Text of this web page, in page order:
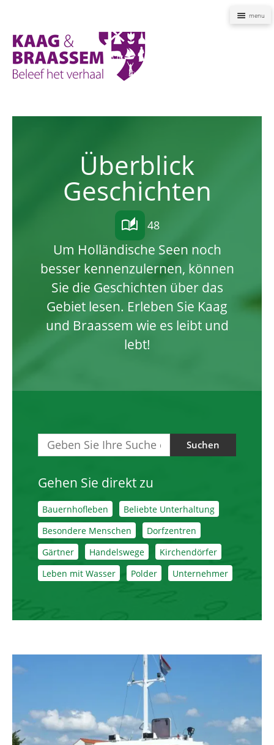
Überblick
Geschichten
auto_stories 48
Um Holländische Seen noch
besser kennenzulernen, können
Sie die Geschichten über das
Gebiet lesen. Erleben Sie Kaag
und Braassem wie es leibt und
lebt!
Suchen
Gehen Sie direkt zu
Bauernhofleben
Beliebte Unterhaltung
Besondere Menschen
Dorfzentren
Gärtner
Handelswege
Kirchendörfer
Leben mit Wasser
Polder Unternehmer